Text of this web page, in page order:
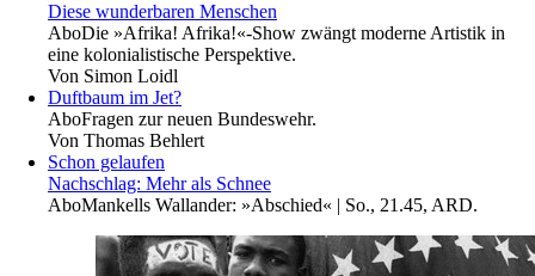
Diese wunderbaren Menschen
AboDie »Afrika! Afrika!«-Show zwängt moderne Artistik in
eine kolonialistische Perspektive.
Von Simon Loidl
Duftbaum im Jet?
AboFragen zur neuen Bundeswehr.
Von Thomas Behlert
Schon gelaufen
Nachschlag: Mehr als Schnee
AboMankells Wallander: »Abschied« | So., 21.45, ARD.